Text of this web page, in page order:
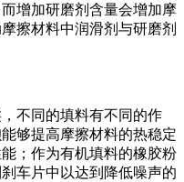
增加研磨剂含量会增加摩
擦材料中润滑剂与研磨剂
不同的填料有不同的作
能够提高摩擦材料的热稳定
；作为有机填料的橡胶粉
车片中以达到降低噪声的